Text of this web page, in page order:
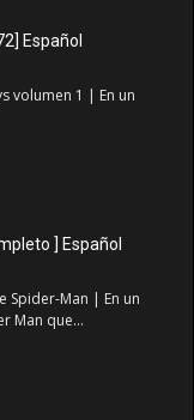
Español
volumen 1 | En un
] Español
Spider-Man | En un
Man que...